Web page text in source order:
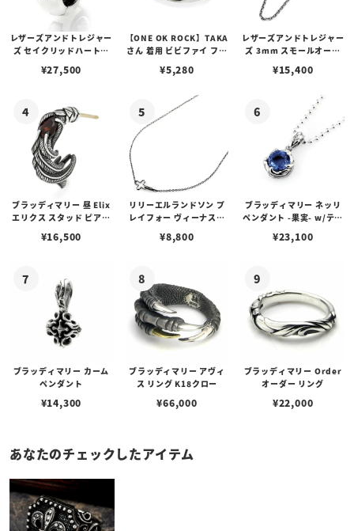
レザーズアンドトレジャー
ズ セイクリッドハートピ
¥27,500
【ONE OK ROCK】TAKA
さん 着用 ビビファイ フー
¥5,280
レザーズアンドトレジャー
ズ 3mm スモールオーバ
ブスタークラスプ＆LTロ
¥15,400
ブラッディマリー 昼 Elix
エリクス スタッド ピアス
¥16,500
リリーエルランドソン プ
レイフォー ヴィーナスチ
¥8,800
ブラッディマリー ネッリ
ペンダント -果実- w/ティ
¥23,100
ブラッディマリー カーム
ペンダント
¥14,300
ブラッディマリー アヴィ
ス リング K18クロー
¥66,000
ブラッディマリー Order
オーダー リング
¥22,000
あなたのチェックしたアイテム